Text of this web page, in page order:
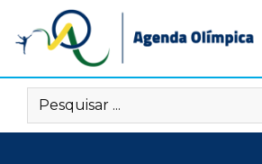
content